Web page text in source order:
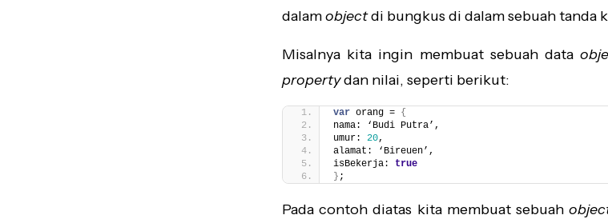
dalamobjectdi bungkus di dalam sebuah tanda
Misalnya kita ingin membuat sebuah data
propertydan nilai, seperti berikut:
var orang = {
nama: ‘Budi Putra’,
umur: 20,
alamat: ‘Bireuen’,
isBekerja: true
} ;
Pada contoh diatas kita membuat sebuah